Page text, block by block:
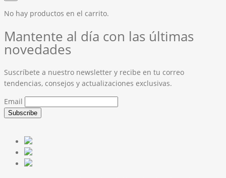
No hay productos en el carrito.
Mantente al día con las últimas
novedades
Suscríbete a nuestro newsletter y recibe en tu correo
tendencias, consejos y actualizaciones exclusivas.
Email